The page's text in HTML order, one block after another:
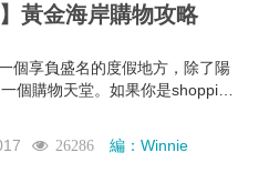
黃金海岸購物攻略
個享負盛名的度假地方，除了陽
個購物天堂。如果你是shopping
26286 編：Winnie